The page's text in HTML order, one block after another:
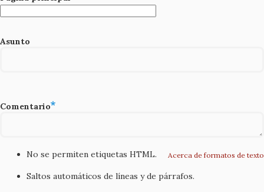
Asunto
Comentario
Acerca de formatos de texto
No se permiten etiquetas HTML.
Saltos automáticos de líneas y de párrafos.